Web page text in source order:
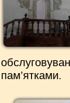
пам’ятками.